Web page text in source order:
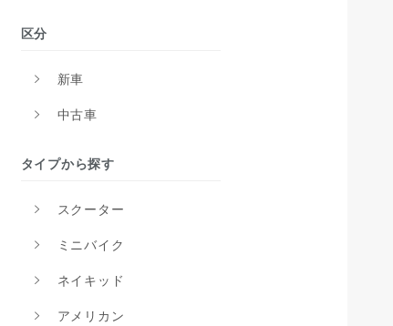
区分
新車
中古車
タイプから探す
スクーター
ミニバイク
ネイキッド
アメリカン